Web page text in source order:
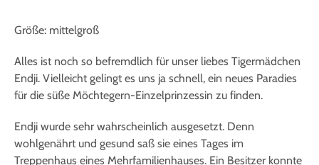
Größe: mittelgroß
Alles ist noch so befremdlich für unser liebes Tigermädchen
Endji. Vielleicht gelingt es uns ja schnell, ein neues Paradies
für die süße Möchtegern-Einzelprinzessin zu finden.
Endji wurde sehr wahrscheinlich ausgesetzt. Denn
wohlgenährt und gesund saß sie eines Tages im
Treppenhaus eines Mehrfamilienhauses. Ein Besitzer konnte